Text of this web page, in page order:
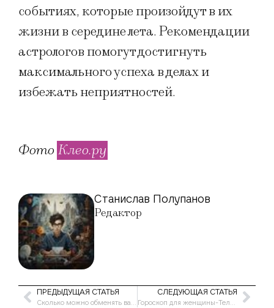
событиях, которые произойдут в их
жизни в середине лета. Рекомендации
астрологов помогут достигнуть
максимального успеха в делах и
избежать неприятностей.
Фото Клео.ру
Станислав Полупанов
Редактор
ПРЕДЫДУЩАЯ СТАТЬЯ
Сколько можно обменять валюты за один раз в России в 2023 году: всё, что вам нужно знать
СЛЕДУЮЩАЯ СТАТЬЯ
Гороскоп для женщины-Телец на июль 2023 года